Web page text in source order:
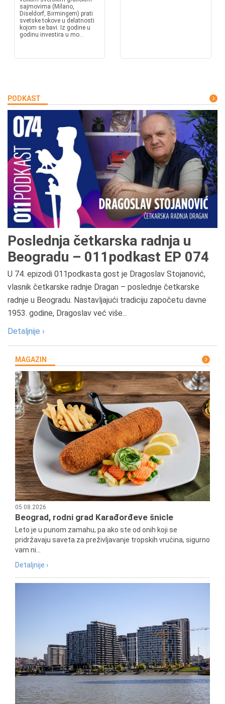
sajmovima (Milano,
Diseldorf, Birmingem) prati
svetske tokove u delatnosti
kojom se bavi. Iz godine u
godinu investira u mo...
PODKAST
Poslednja četkarska radnja u
Beogradu – 011podkast EP 074
U 74. epizodi 011podkasta gost je Dragoslav Stojanović,
vlasnik četkarske radnje Dragan – poslednje četkarske
radnje u Beogradu. Nastavljajući tradiciju započetu davne
1953. godine, Dragoslav već više...
Detaljnije ›
MAGAZIN
05.08.2026
Beograd, rodni grad Karađorđeve šnicle
Leto je u punom zamahu, pa ako ste od onih koji se
pridržavaju saveta za preživljavanje tropskih vrućina, sigurno
vam ni...
Detaljnije ›